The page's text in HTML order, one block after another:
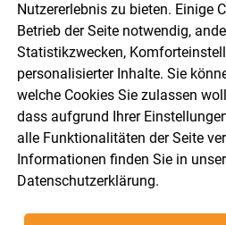
MPT Drauland Solar GmbH
Griffen Vollzeit
Nutzererlebnis zu bieten. Einige
Betrieb der Seite notwendig,
Statistikzwecken,
personalisierter Inhalte. Sie
welche Cookies Sie zulassen
dass aufgrund Ihrer
alle Funktionalitäten der Seite
Informationen finden Sie in
Datenschutzerklärung.